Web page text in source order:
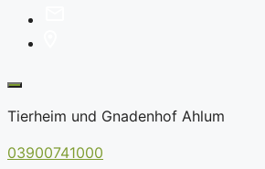
Tierheim und Gnadenhof Ahlum
03900741000